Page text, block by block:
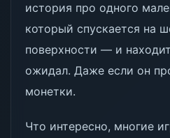
история про одного
который спускается на
поверхности — и
ожидал. Даже если он
монетки.
Что интересно, многие